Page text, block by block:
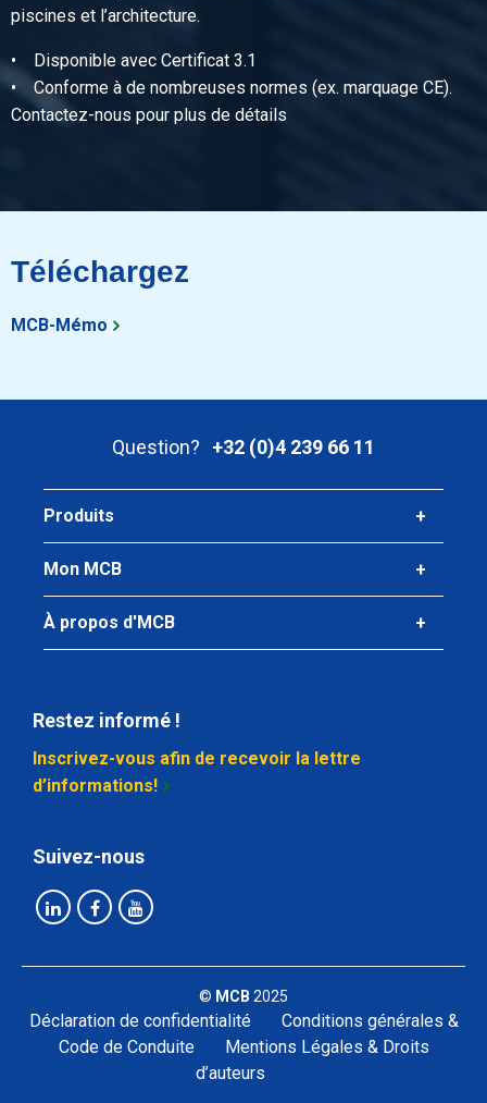
N° d'article
Description
Acier inox 1.4404 (316L) machine tubes 240x170 2-7m
Poids des pièces en kg
piscines et l’architecture.
• Disponible avec Certificat 3.1
• Conforme à de nombreuses normes (ex. marquage CE).
Contactez-nous pour plus de détails
Téléchargez
MCB-Mémo
Question? +32 (0)4 239 66 11
Produits
Mon MCB
À propos d'MCB
Restez informé !
Inscrivez-vous afin de recevoir la lettre
d’informations!
Suivez-nous
© MCB 2025
Déclaration de confidentialité
Conditions générales &
Code de Conduite
Mentions Légales & Droits
d’auteurs